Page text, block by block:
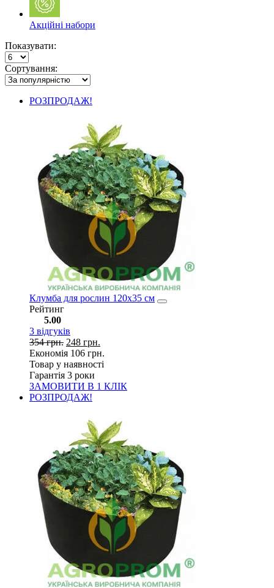
Акційні набори
Показувати:
Сортування:
РОЗПРОДАЖ!
Клумба для рослин 120х35 см
Рейтинг
5.00
3 відгуків
354грн. 248 грн.
Економія 106 грн.
Товар у наявності
Гарантія 3 роки
ЗАМОВИТИ В 1 КЛІК
РОЗПРОДАЖ!